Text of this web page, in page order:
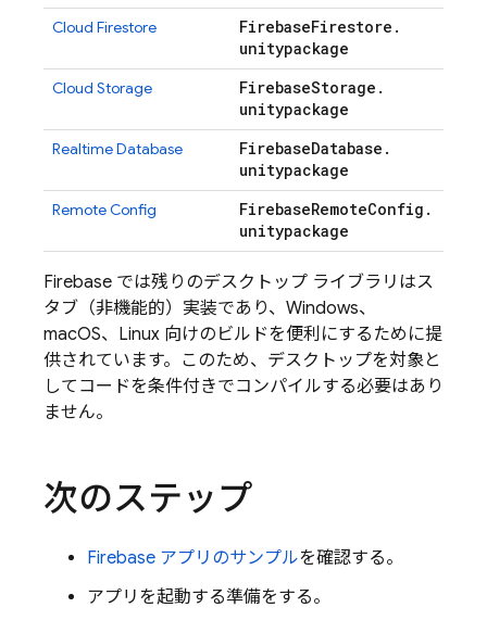
Cloud Firestore FirebaseFirestore .
unitypackage
Cloud Storage FirebaseStorage .
unitypackage
Realtime Database FirebaseDatabase .
unitypackage
Remote Config FirebaseRemoteConfig .
unitypackage
Firebase では残りのデスクトップ ライブラリはス
タブ（非機能的）実装であり、Windows、
macOS、Linux 向けのビルドを便利にするために提
供されています。このため、デスクトップを対象と
してコードを条件付きでコンパイルする必要はあり
ません。
次のステップ
Firebase アプリのサンプルを確認する。
アプリを起動する準備をする。